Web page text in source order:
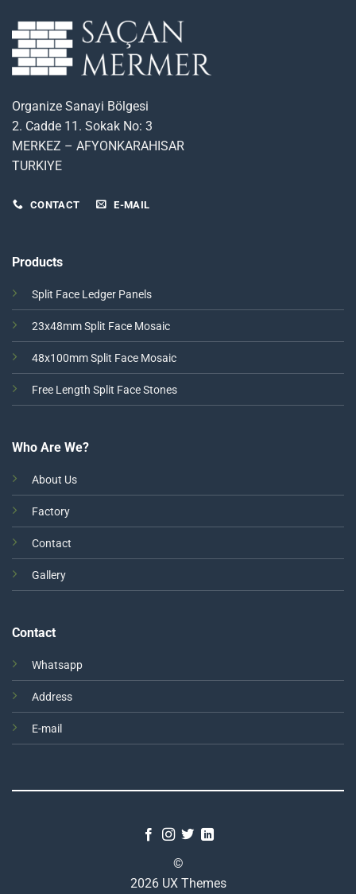
Organize Sanayi Bölgesi
2. Cadde 11. Sokak No: 3
MERKEZ – AFYONKARAHISAR
TURKIYE
CONTACT E-MAIL
Products
Split Face Ledger Panels
23x48mm Split Face Mosaic
48x100mm Split Face Mosaic
Free Length Split Face Stones
Who Are We?
About Us
Factory
Contact
Gallery
Contact
Whatsapp
Address
E-mail
©
2026 UX Themes